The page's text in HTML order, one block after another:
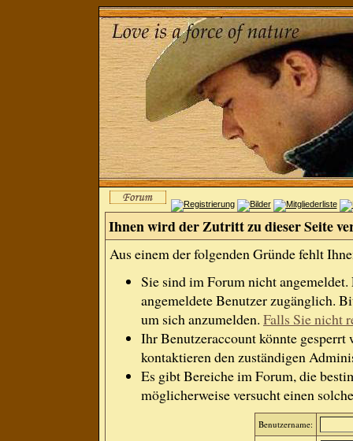
Ihnen wird der Zutritt zu dieser Seite
Aus einem der folgenden Gründe fehlt
Sie sind im Forum nicht
angemeldete Benutzer zugänglich.
um sich anzumelden. Falls Sie nicht
Ihr Benutzeraccount könnte gesperrt
kontaktieren den zuständigen
Es gibt Bereiche im Forum, die
möglicherweise versucht einen
Benutzername: